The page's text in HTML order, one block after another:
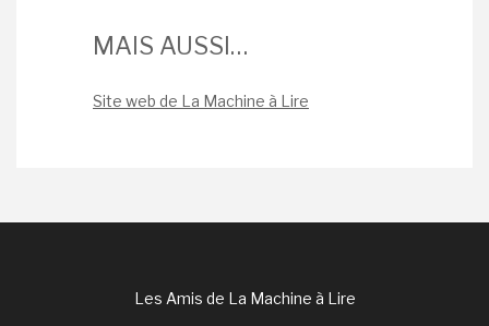
MAIS AUSSI…
Site web de La Machine à Lire
Les Amis de La Machine à Lire